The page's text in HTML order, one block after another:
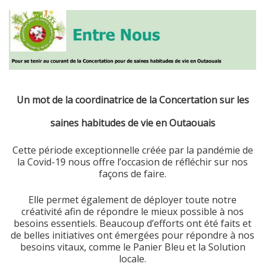
Un mot de la coordinatrice de la Concertation sur les
saines habitudes de vie en Outaouais
Cette période exceptionnelle créée par la pandémie de
la Covid-19 nous offre l’occasion de réfléchir sur nos
façons de faire.
Elle permet également de déployer toute notre
créativité afin de répondre le mieux possible à nos
besoins essentiels. Beaucoup d’efforts ont été faits et
de belles initiatives ont émergées pour répondre à nos
besoins vitaux, comme le Panier Bleu et la Solution
locale.